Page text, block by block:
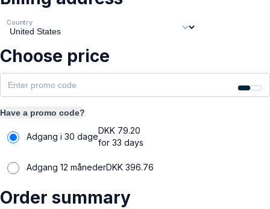
Country
Choose price
Have a promo code?
Adgang i 30 dage
DKK 79.20
for 33 days
Adgang 12 månederDKK 396.76
Order summary